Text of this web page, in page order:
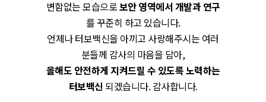
변함없는 모습으로보안 영역에서 개발과 연구
를 꾸준히 하고 있습니다.
언제나 터보백신을 아끼고 사랑해주시는 여러
분들께 감사의 마음을 담아,
올해도 안전하게 지켜드릴 수 있도록 노력하는
터보백신 되겠습니다. 감사합니다.